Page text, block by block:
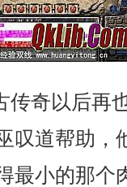
奇以后再
叹道帮助，
最小的那个